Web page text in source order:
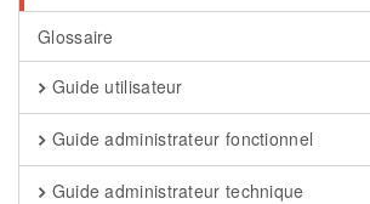
Glossaire
Guide utilisateur
Guide administrateur fonctionnel
Guide administrateur technique